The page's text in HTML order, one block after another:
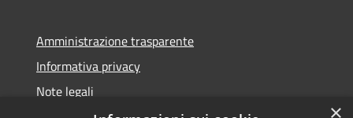
Amministrazione trasparente
Informativa privacy
Note legali
×